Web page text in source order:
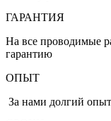
ГАРАНТИЯ
На все проводимые
гарантию
ОПЫТ
За нами долгий